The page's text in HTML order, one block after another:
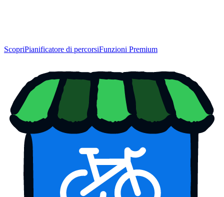
ScopriPianificatore di percorsiFunzioni Premium